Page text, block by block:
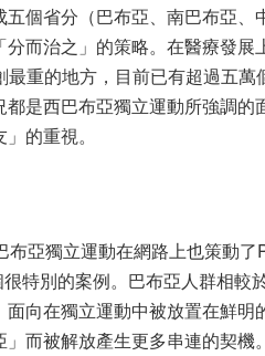
個省分（巴布亞、南巴布亞、
而治之」的策略。在醫療發展
重的地方，目前已有超過五萬
是西巴布亞獨立運動所強調的
的重視。
亞獨立運動在網路上也策動
特別的案例。巴布亞人群相較
向在獨立運動中被放置在鮮明
而被解放產生更多串連的契機